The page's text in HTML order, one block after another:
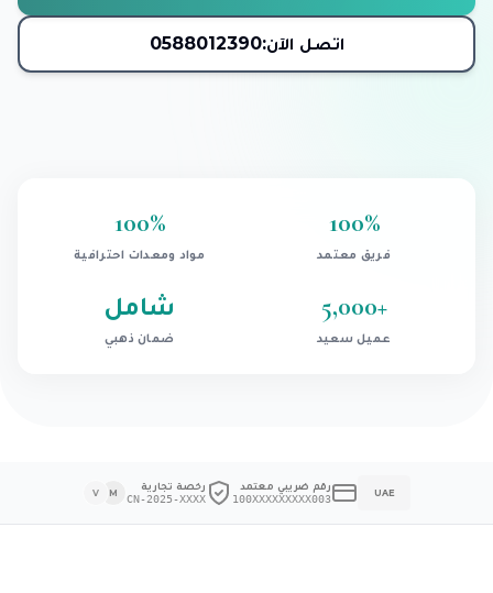
اتصل الآن:0588012390
100%
فريق معتمد
100%
مواد ومعدات احترافية
+
5,000
عميل سعيد
شامل
ضمان ذهبي
UAE رقم ضريبي معتمد
100XXXXXXXXX003
رخصة تجارية
CN-2025-XXXX
M
V